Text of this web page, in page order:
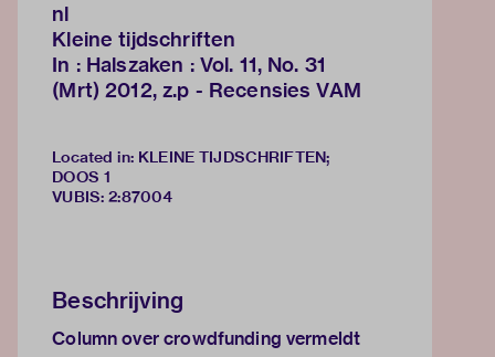
nl
Kleine tijdschriften
In : Halszaken : Vol. 11, No. 31
(Mrt) 2012, z.p - Recensies VAM
Located in: KLEINE TIJDSCHRIFTEN;
DOOS 1
VUBIS: 2:87004
Beschrijving
Column over crowdfunding vermeldt